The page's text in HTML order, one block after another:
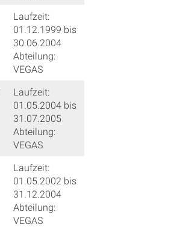
Laufzeit:
01.12.1999 bis
30.06.2004
Abteilung:
VEGAS
Laufzeit:
01.05.2004 bis
31.07.2005
Abteilung:
VEGAS
Laufzeit:
01.05.2002 bis
31.12.2004
Abteilung:
VEGAS